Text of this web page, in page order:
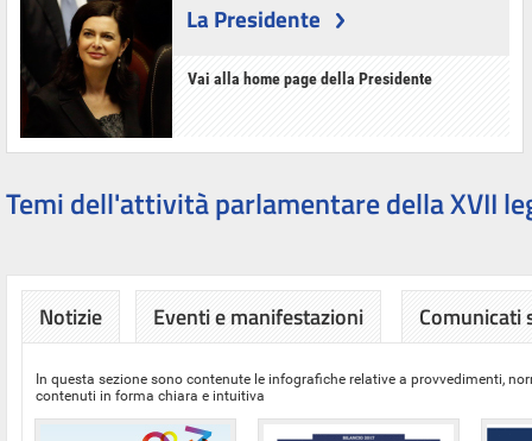
La Presidente
Vai alla home page della Presidente
Temi dell'attività parlamentare della XVII
Notizie Eventi e manifestazioni Comunicati
In questa sezione sono contenute le infografiche relative a provvedimenti,
contenuti in forma chiara e intuitiva